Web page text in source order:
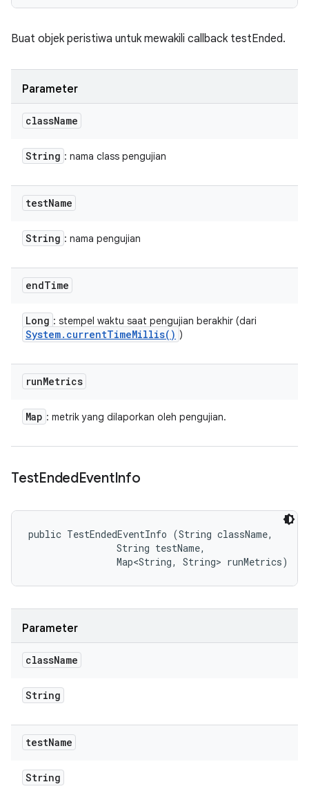
Buat objek peristiwa untuk mewakili callback testEnded.
Parameter
className
String : nama class pengujian
testName
String : nama pengujian
endTime
Long : stempel waktu saat pengujian berakhir (dari
System. currentTimeMillis( ) )
runMetrics
Map : metrik yang dilaporkan oleh pengujian.
TestEndedEventInfo
public TestEndedEventInfo (String className,
                String testName,
                Map<String, String> runMetrics)
Parameter
className
String
testName
String